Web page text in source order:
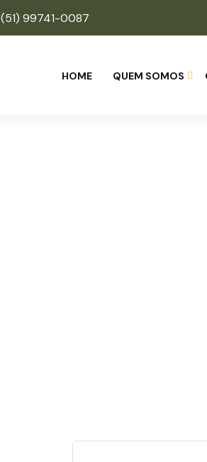
(51) 99741-0087
HOME QUEM SOMOS